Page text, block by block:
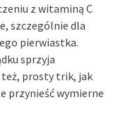
z witaminą C
szczególnie dla
pierwiastka.
sprzyja
też, prosty trik, jak
przynieść wymierne